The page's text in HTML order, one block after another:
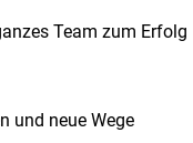
Team zum Erfolg
und neue Wege